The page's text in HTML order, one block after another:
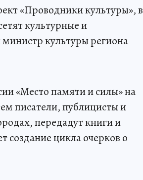
«Проводники культуры», в
культурные и
культуры региона
«Место памяти и силы» на
писатели, публицисты и
передадут книги и
создание цикла очерков о